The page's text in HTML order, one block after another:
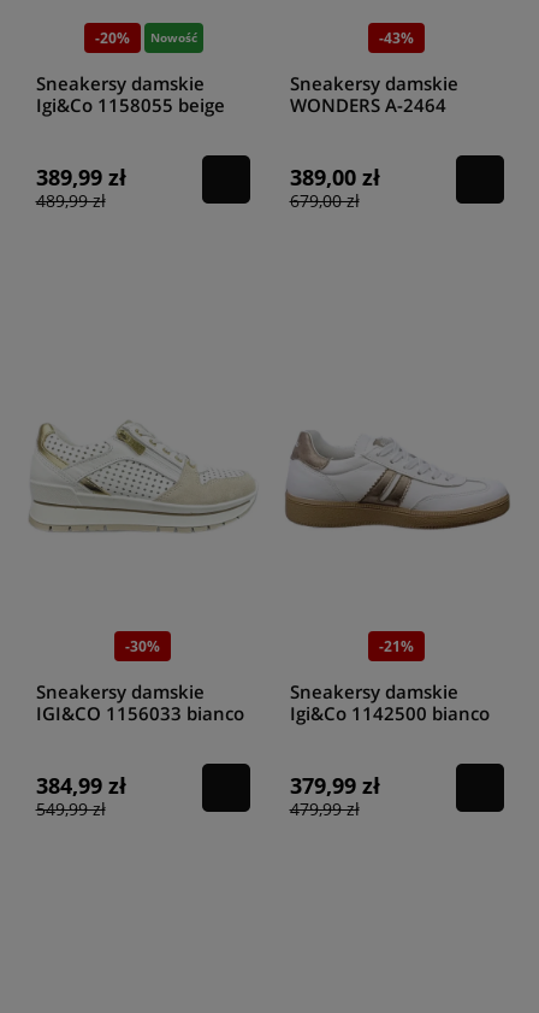
-20% Nowość
Sneakersy damskie
Igi&Co 1158055 beige
389,99 zł
489,99 zł
-43%
Sneakersy damskie
WONDERS A-2464
PLATA
389,00 zł
679,00 zł
-30%
Sneakersy damskie
IGI&CO 1156033 bianco
384,99 zł
549,99 zł
-21%
Sneakersy damskie
Igi&Co 1142500 bianco
379,99 zł
479,99 zł